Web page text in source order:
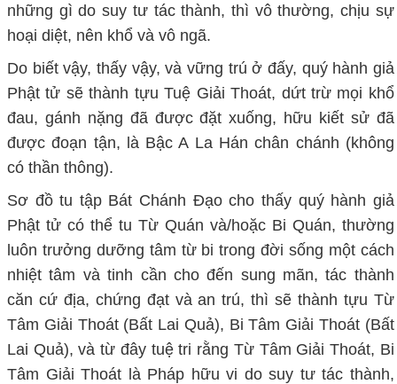
những gì do suy tư tác thành, thì vô thường, chịu sự
hoại diệt, nên khổ và vô ngã.
Do biết vậy, thấy vậy, và vững trú ở đấy, quý hành giả
Phật tử sẽ thành tựu Tuệ Giải Thoát, dứt trừ mọi khổ
đau, gánh nặng đã được đặt xuống, hữu kiết sử đã
được đoạn tận, là Bậc A La Hán chân chánh (không
có thần thông).
Sơ đồ tu tập Bát Chánh Đạo cho thấy quý hành giả
Phật tử có thể tu Từ Quán và/hoặc Bi Quán, thường
luôn trưởng dưỡng tâm từ bi trong đời sống một cách
nhiệt tâm và tinh cần cho đến sung mãn, tác thành
căn cứ địa, chứng đạt và an trú, thì sẽ thành tựu Từ
Tâm Giải Thoát (Bất Lai Quả), Bi Tâm Giải Thoát (Bất
Lai Quả), và từ đây tuệ tri rằng Từ Tâm Giải Thoát, Bi
Tâm Giải Thoát là Pháp hữu vi do suy tư tác thành,